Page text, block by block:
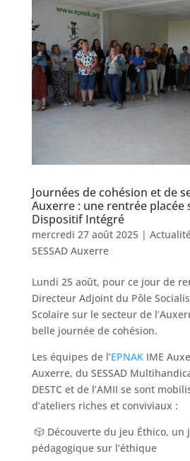
Journées de cohésion et de
Auxerre : une rentrée placée
Dispositif Intégré
mercredi 27 août 2025|
SESSAD Auxerre
Lundi 25 août, pour ce jour de
Directeur Adjoint du Pôle
Scolaire sur le secteur de
belle journée de cohésion.
Les équipes de l’EPNAKIME
Auxerre, du SESSAD
DESTC et de l’AMII se sont
d’ateliers riches et conviviaux :
🎲 Découverte du jeu Éthico, un
pédagogique sur l’éthique